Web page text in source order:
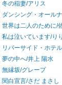
冬の稲妻/アリス
ダンシング・オール
世界は二人のために/
私は泣いています/り
リバーサイド・ホテ
夢の中へ/井上 陽水
無縁坂/グレープ
関白宣言/さだ まさし